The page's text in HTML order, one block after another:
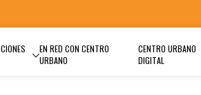
EN RED CON CENTRO
URBANO
CENTRO URBANO
DIGITAL